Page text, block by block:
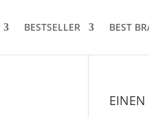
BESTSELLER BEST
EINEN